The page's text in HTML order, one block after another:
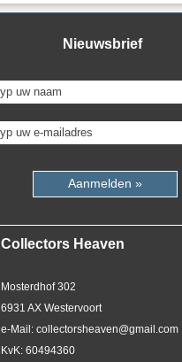
Nieuwsbrief
Aanmelden »
Collectors Heaven
Mosterdhof 302
6931 AX Westervoort
e-Mail: collectorsheaven@gmail.com
KvK: 60494360